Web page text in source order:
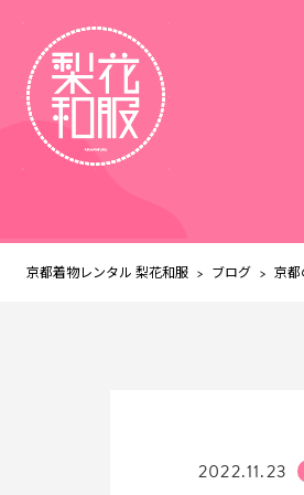
京都着物レンタル 梨花和服 > ブログ > 京
2022.11.23